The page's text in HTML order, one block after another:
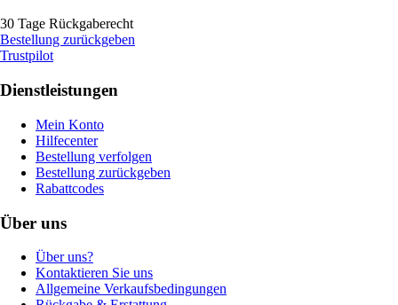
30 Tage Rückgaberecht
Bestellung zurückgeben
Trustpilot
Dienstleistungen
Mein Konto
Hilfecenter
Bestellung verfolgen
Bestellung zurückgeben
Rabattcodes
Über uns
Über uns?
Kontaktieren Sie uns
Allgemeine Verkaufsbedingungen